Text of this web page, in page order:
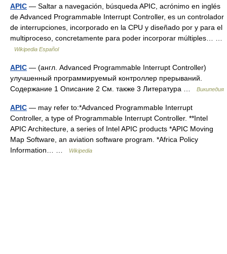
APIC — Saltar a navegación, búsqueda APIC, acrónimo en inglés
de Advanced Programmable Interrupt Controller, es un controlador
de interrupciones, incorporado en la CPU y diseñado por y para el
multiproceso, concretamente para poder incorporar múltiples… …
Wikipedia Español
APIC — (англ. Advanced Programmable Interrupt Controller)
улучшенный программируемый контроллер прерываний.
Содержание 1 Описание 2 См. также 3 Литература …
Википедия
APIC — may refer to:*Advanced Programmable Interrupt
Controller, a type of Programmable Interrupt Controller. **Intel
APIC Architecture, a series of Intel APIC products *APIC Moving
Map Software, an aviation software program. *Africa Policy
Information… …
Wikipedia